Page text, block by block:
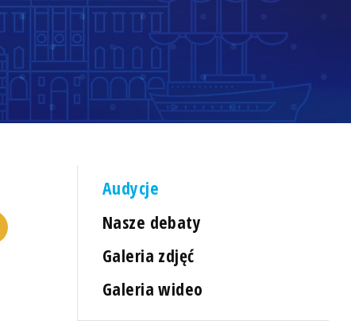
Audycje
Nasze debaty
Galeria zdjęć
Galeria wideo